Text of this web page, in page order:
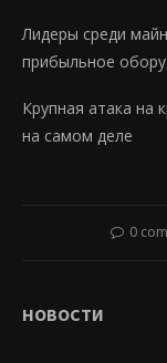
Лидеры среди
прибыльное
Крупная атака на
на самом деле
0
НОВОСТИ